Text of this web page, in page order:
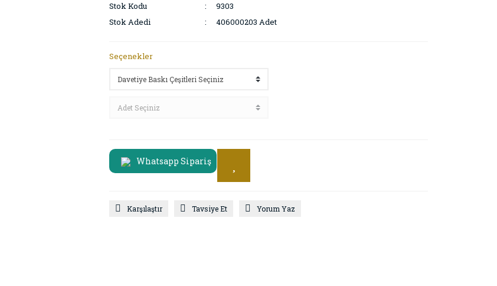
Stok Kodu
9303
Stok Adedi
406000203 Adet
Seçenekler
Whatsapp Sipariş
Karşılaştır Tavsiye Et Yorum Yaz